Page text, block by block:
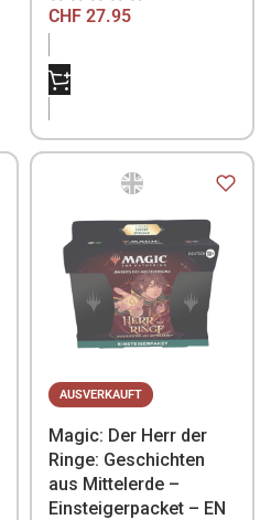
CHF27.95
AUSVERKAUFT
Magic: Der Herr der
Ringe: Geschichten
aus Mittelerde –
Einsteigerpacket – EN